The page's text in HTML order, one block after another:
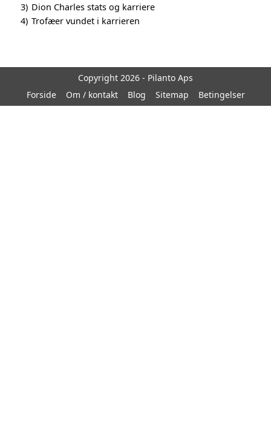
3) Dion Charles stats og karriere
4) Trofæer vundet i karrieren
Copyright 2026 - Pilanto Aps
Forside
Om / kontakt Blog Sitemap Betingelser